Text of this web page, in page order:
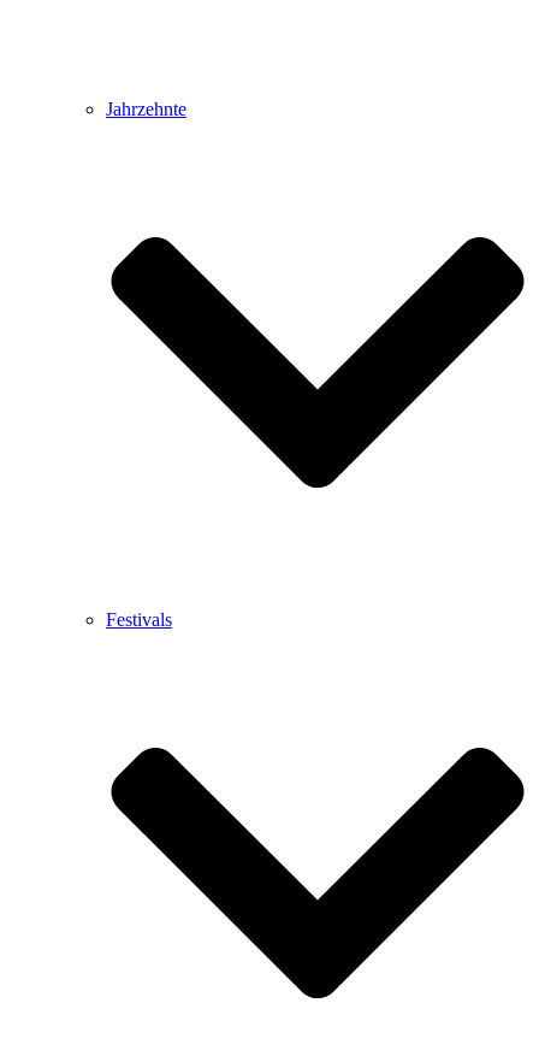
Jahrzehnte
Festivals